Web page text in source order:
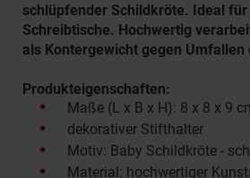
schlüpfender Schildkröte. Ideal für
Schreibtische. Hochwertig
als Kontergewicht gegen Umfallen
Produkteigenschaften:
Maße (L x B x H): 8 x 8 x 9
dekorativer Stifthalter
Motiv: Baby Schildkröte -
Material: hochwertiger